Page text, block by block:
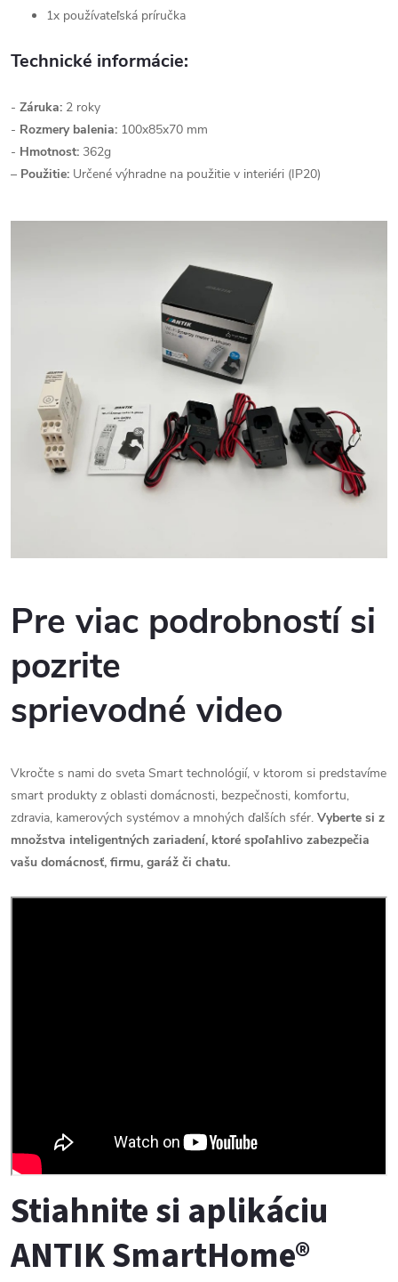
1x používateľská príručka
Technické informácie:
- Záruka: 2 roky
- Rozmery balenia: 100x85x70 mm
- Hmotnost: 362g
– Použitie: Určené výhradne na použitie v interiéri (IP20)
Pre viac podrobností si
pozrite
sprievodné video
Vkročte s nami do sveta Smart technológií, v ktorom si predstavíme
smart produkty z oblasti domácnosti, bezpečnosti, komfortu,
zdravia, kamerových systémov a mnohých ďalších sfér. Vyberte si z
množstva inteligentných zariadení, ktoré spoľahlivo zabezpečia
vašu domácnosť, firmu, garáž či chatu.
Stiahnite si aplikáciu
ANTIK SmartHome®